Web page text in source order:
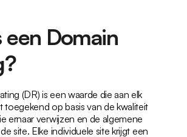
een Domain
(DR) is een waarde die aan elk
toegekend op basis van de kwaliteit
ernaar verwijzen en de algemene
site. Elke individuele site krijgt een